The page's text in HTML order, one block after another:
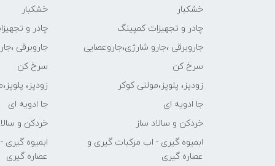
خشکبار
چادر و تجهیزات کمپینگ
جاروبرقی ،جارو شارژی،جاروعصایی
سرخ کن
زودپز، پلوپز،مولتی کوکر
جا ادویه ای
خردکن و سالاد ساز
ابمیوه گیری - اب مرکبات گیری و
عصاره گیری
خشکبار
چادر و
جاروبرقی
سرخ کن
زودپز،
جا ادویه ای
خردکن و
ابمیوه
عصاره گیری